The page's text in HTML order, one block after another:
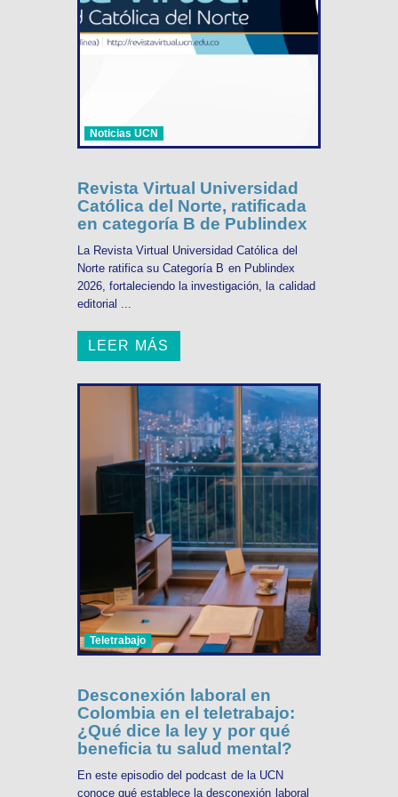
Noticias UCN
Revista Virtual Universidad
Católica del Norte, ratificada
en categoría B de Publindex
La Revista Virtual Universidad Católica del
Norte ratifica su Categoría B en Publindex
2026, fortaleciendo la investigación, la calidad
editorial ...
LEER MÁS
Teletrabajo
Desconexión laboral en
Colombia en el teletrabajo:
¿Qué dice la ley y por qué
beneficia tu salud mental?
En este episodio del podcast de la UCN
conoce qué establece la desconexión laboral